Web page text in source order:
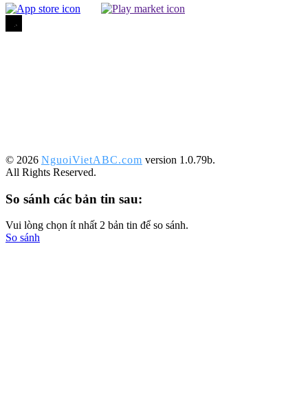
©️ 2026 NguoiVietABC.com version 1.0.79b.
All Rights Reserved.
So sánh các bản tin sau:
Vui lòng chọn ít nhất 2 bản tin để so sánh.
So sánh